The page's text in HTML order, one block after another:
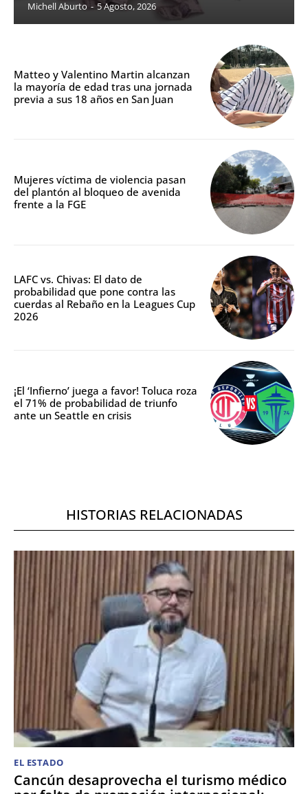
Michell Aburto - 5 Agosto, 2026
Matteo y Valentino Martin alcanzan
la mayoría de edad tras una jornada
previa a sus 18 años en San Juan
Mujeres víctima de violencia pasan
del plantón al bloqueo de avenida
frente a la FGE
LAFC vs. Chivas: El dato de
probabilidad que pone contra las
cuerdas al Rebaño en la Leagues Cup
2026
¡El ‘Infierno’ juega a favor! Toluca roza
el 71% de probabilidad de triunfo
ante un Seattle en crisis
HISTORIAS RELACIONADAS
EL ESTADO
Cancún desaprovecha el turismo médico